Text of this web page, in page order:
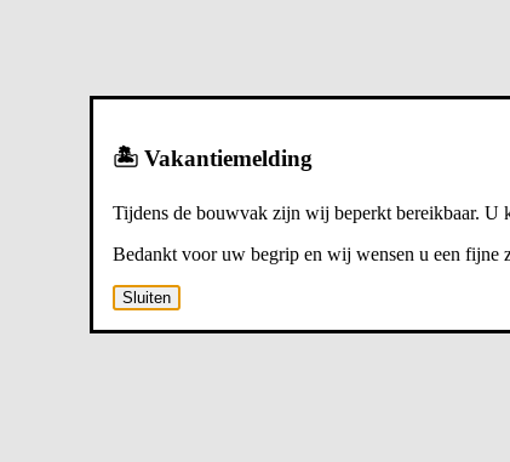
🏝️ Vakantiemelding
Tijdens de bouwvak zijn wij beperkt bereikbaar. U
Bedankt voor uw begrip en wij wensen u een fijne
Sluiten